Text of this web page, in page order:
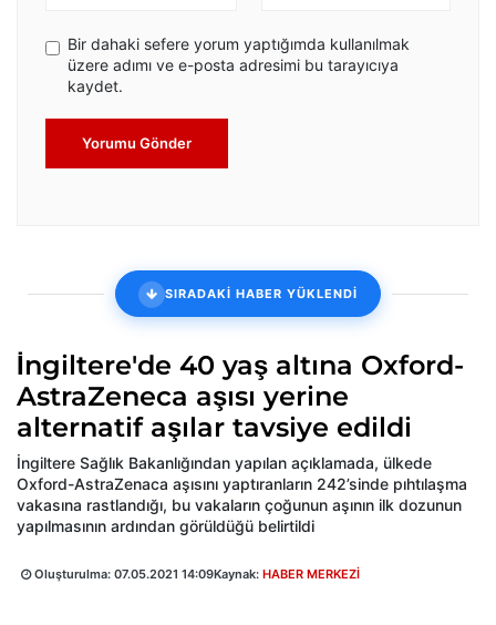
Bir dahaki sefere yorum yaptığımda kullanılmak
üzere adımı ve e-posta adresimi bu tarayıcıya
kaydet.
Yorumu Gönder
SIRADAKİ HABER YÜKLENDİ
İngiltere'de 40 yaş altına Oxford-
AstraZeneca aşısı yerine
alternatif aşılar tavsiye edildi
İngiltere Sağlık Bakanlığından yapılan açıklamada, ülkede
Oxford-AstraZenaca aşısını yaptıranların 242’sinde pıhtılaşma
vakasına rastlandığı, bu vakaların çoğunun aşının ilk dozunun
yapılmasının ardından görüldüğü belirtildi
Oluşturulma: 07.05.2021 14:09Kaynak: HABER MERKEZİ